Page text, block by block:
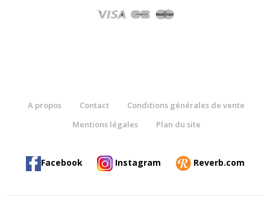
A propos Contact
Conditions générales de vente
Mentions légales
Plan du site
Facebook Instagram Reverb.com